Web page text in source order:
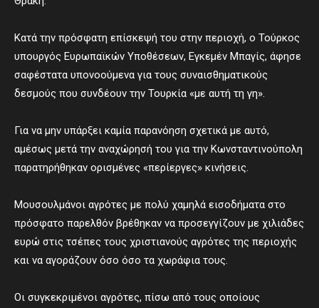
Κατά την πρόσφατη επίσκεψή του στην περιοχή, ο Τούρκος
υπουργός Ευρωπαϊκών Υποθέσεων, Εγκεμέν Μπαγίς, άφησε
σαφέστατα υπονοούμενα για τους συναισθηματικούς
δεσμούς που συνδέουν την Τουρκία «με αυτή τη γη».
Για να μην υπάρξει καμία παρανόηση σχετικά με αυτό,
αμέσως μετά την αναχώρησή του για την Κωνσταντινούπολη
παρατηρήθηκαν ορισμένες «περίεργες» κινήσεις.
Μουσουλμάνοι αγρότες με πολύ χαμηλά εισοδήματα στο
πρόσφατο παρελθόν βρέθηκαν να προσεγγίζουν με χιλιάδες
ευρώ στις τσέπες τους χριστιανούς αγρότες της περιοχής
και να αγοράζουν όσο όσο τα χωράφια τους.
Οι συγκεκριμένοι αγρότες, πίσω από τους οποίους